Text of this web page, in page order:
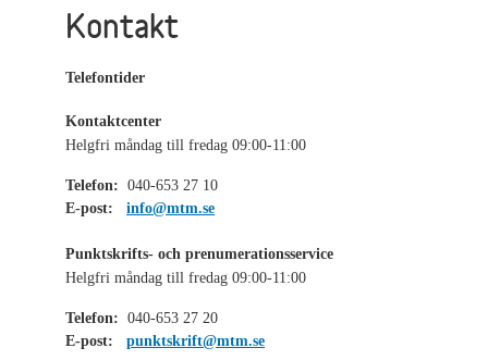
Kontakt
Telefontider
Kontaktcenter
Helgfri måndag till fredag 09:00-11:00
Telefon: 040-653 27 10
E-post:
info@mtm.se
Punktskrifts- och prenumerationsservice
Helgfri måndag till fredag 09:00-11:00
Telefon: 040-653 27 20
E-post:
punktskrift@mtm.se